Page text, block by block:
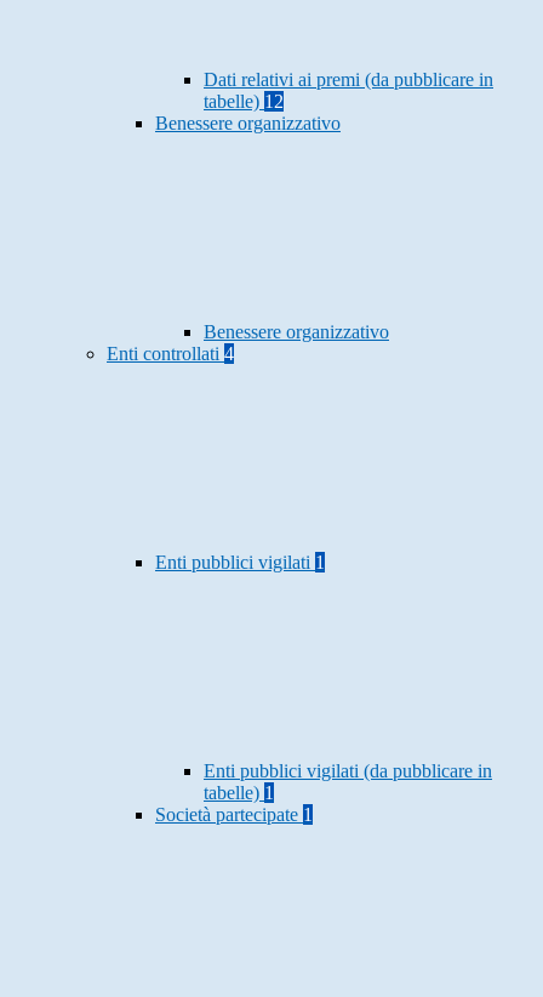
Dati relativi ai premi (da pubblicare in
tabelle) 12
Benessere organizzativo
Benessere organizzativo
Enti controllati 4
Enti pubblici vigilati 1
Enti pubblici vigilati (da pubblicare in
tabelle) 1
Società partecipate 1